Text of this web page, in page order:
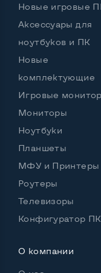
Тип накопителя
Объем
Количество
Возможности
Тип видеокарты
Видеопроцессор
Размер
Новые игровые
Аксессуары для
ноутбуков и ПК
Новые
комплектующие
Игровые
Мониторы
Ноутбуки
Планшеты
МФУ и Принтеры
Роутеры
Телевизоры
Конфигуратор ПК
О компании